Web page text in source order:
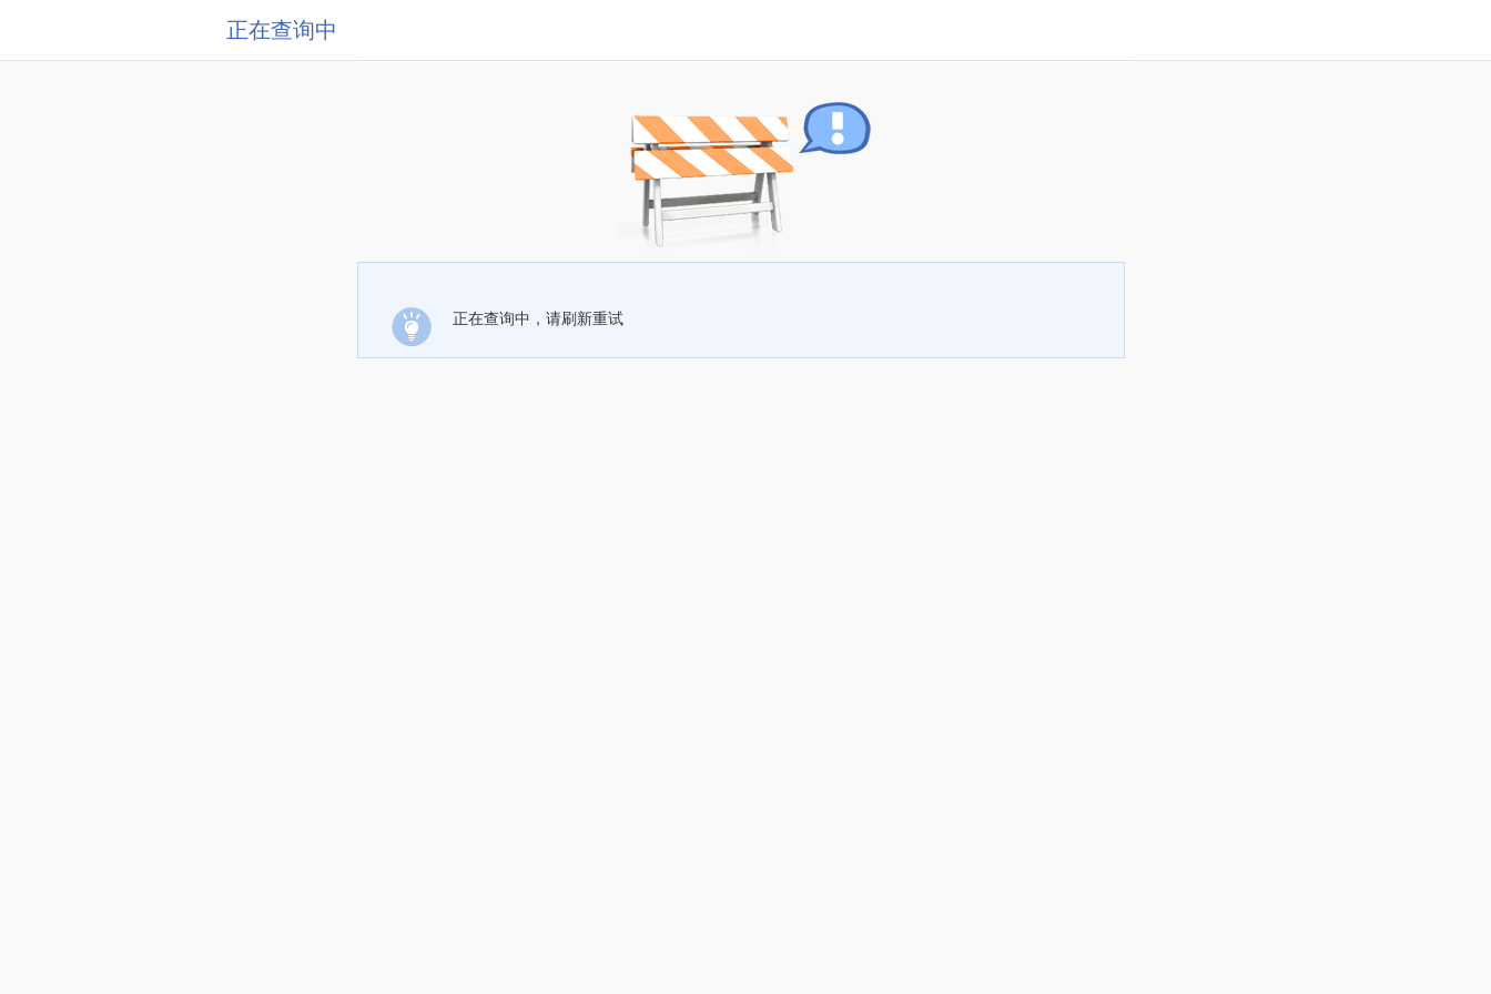
正在查询中
正在查询中，请刷新重试